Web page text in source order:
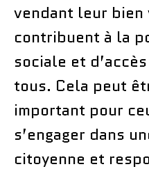
vendant leur
contribuent à la
sociale et
tous. Cela peut
important pour
s’engager dans
citoyenne et